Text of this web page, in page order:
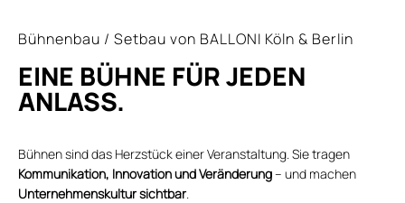
Bühnenbau / Setbau von BALLONI Köln & Berlin
EINE BÜHNE FÜR JEDEN
ANLASS.
Bühnen sind das Herzstück einer Veranstaltung. Sie tragen
Kommunikation, Innovation und Veränderung– und machen
Unternehmenskultur sichtbar.